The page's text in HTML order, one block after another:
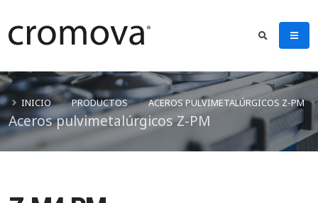
Aceros pulvimetalúrgicos Z-PM
INICIO PRODUCTOS ACEROS PULVIMETALÚRGICOS Z-PM